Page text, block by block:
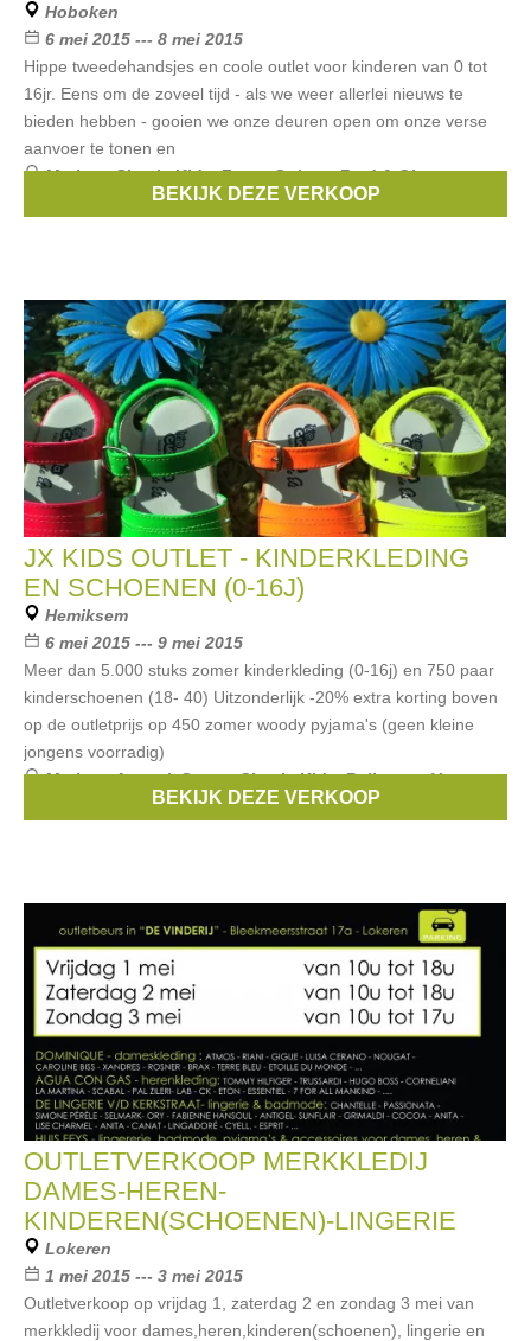
Hoboken
6 mei 2015 --- 8 mei 2015
Hippe tweedehandsjes en coole outlet voor kinderen van 0 tot
16jr. Eens om de zoveel tijd - als we weer allerlei nieuws te
bieden hebben - gooien we onze deuren open om onze verse
aanvoer te tonen en
Merken:Simple Kids,Zorra,Quincy,Fred & Ginger,
BEKIJK DEZE VERKOOP
JX KIDS OUTLET - KINDERKLEDING
EN SCHOENEN (0-16J)
Hemiksem
6 mei 2015 --- 9 mei 2015
Meer dan 5.000 stuks zomer kinderkleding (0-16j) en 750 paar
kinderschoenen (18- 40) Uitzonderlijk -20% extra korting boven
op de outletprijs op 450 zomer woody pyjama's (geen kleine
jongens voorradig)
Merken:Armani,Scapa,Simple Kids,Bellerose,Van
BEKIJK DEZE VERKOOP
OUTLETVERKOOP MERKKLEDIJ
DAMES-HEREN-
KINDEREN(SCHOENEN)-LINGERIE
Lokeren
1 mei 2015 --- 3 mei 2015
Outletverkoop op vrijdag 1, zaterdag 2 en zondag 3 mei van
merkkledij voor dames,heren,kinderen(schoenen), lingerie en